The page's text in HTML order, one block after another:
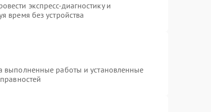
экспресс-диагностику и
время без устройства
выполненные работы и установленные